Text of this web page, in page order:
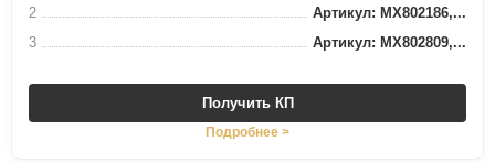
2
Артикул: MX802186,...
3
Артикул: MX802809,...
Получить КП
Подробнее >